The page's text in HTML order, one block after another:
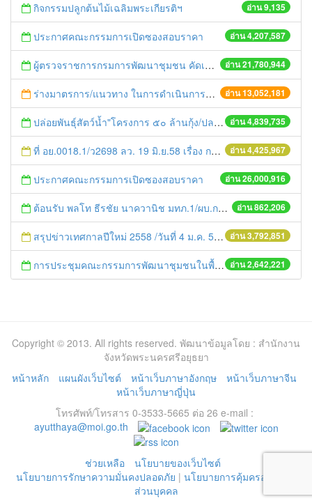
อ่าน 9,135
กิจกรรมปลูกต้นไม้เฉลิมพระเกียรติฯ
อ่าน 4,207,587
ประกาศคณะกรรมการเปิดซองสอบราคา
อ่าน 21,780,944
ผู้ตรวจราชการกรมการพัฒนาชุมชน คัดเลือกข้าราชการและลูกจ้างดีเด่น และหน่วยงานพัฒนาชุมชนใสสะอาด ประจำปี ๒๕๕๔
อ่าน 13,052,181
ร่างมาตรการ/แนวทาง ในการดำเนินการประกอบการตรวจราชการแบบบูรณาการ
อ่าน 4,839,735
ปล่อยพันธุ์สัตว์น้ำ"โครงการ ๕๐ ล้านกุ้ง/ปลา ฟื้นชีวิตใหม่ให้เจ้าพระยา
อ่าน 4,425,967
ที่ อย.0018.1/ว2698 ลว. 19 มิ.ย.58 เรื่อง การแก้ไขปัญหาหนี้สินให้แก่เกษตรกร
อ่าน 26,000,916
ประกาศคณะกรรมการเปิดซองสอบราคา
อ่าน 862,206
ต้อนรับ พลโท ธีรชัย นาควานิช มทภ.1/ผบ.กกล.รส.ทภ.1 และคณะ ในการตรวจเยี่ยมศูนย์ดำรงธรรมจังหวัดพระนครศรีอยุธยา
อ่าน 3,792,851
สรุปข่าวเทศกาลปีใหม่ 2558 /วันที่ 4 ม.ค. 58
อ่าน 2,642,221
การประชุมคณะกรรมการพัฒนาชุมชนในพื้นที่รอบโรงไฟฟ้า (คพรฟ.) ครั้งที่ 2/2558 กองทุนพัฒนาไฟฟ้าบริษัท โรจนะเพาเวอร์ จำกัด
Copyright © 2013. All rights reserved. พัฒนาข้อมูลโดย : สำนักงาน
จังหวัดพระนครศรีอยุธยา
หน้าหลัก
แผนผังเว็บไซต์ หน้าเว็บภาษาอังกฤษ
หน้าเว็บภาษาจีน
หน้าเว็บภาษาญี่ปุ่น
โทรศัพท์/โทรสาร 0-3533-5665 ต่อ 26 e-mail :
ayutthaya@moi.go.th
ช่วยเหลือ
นโยบายของเว็บไซต์
นโยบายการรักษาความมั่นคงปลอดภัย | นโยบายการคุ้มครองข้อมูล
ส่วนบุคคล